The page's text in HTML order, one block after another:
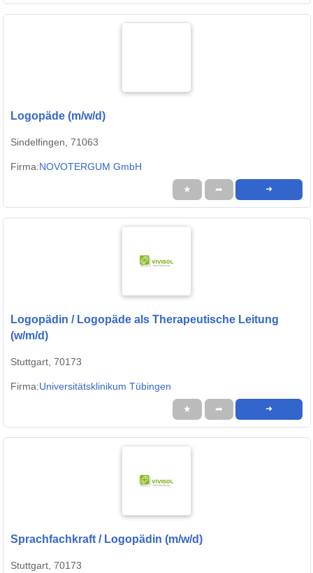
Logopäde (m/w/d)
Sindelfingen, 71063
Firma:NOVOTERGUM GmbH
★ ➦ ➜
Logopädin / Logopäde als Therapeutische Leitung
(w/m/d)
Stuttgart, 70173
Firma:Universitätsklinikum Tübingen
★ ➦ ➜
Sprachfachkraft / Logopädin (m/w/d)
Stuttgart, 70173